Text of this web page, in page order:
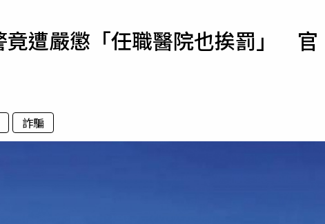
運勢
遭嚴懲「任職醫院也挨罰」 官
詐騙